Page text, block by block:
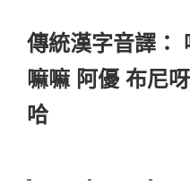
傳統漢字音譯：
嘛嘛 阿優 布尼
哈